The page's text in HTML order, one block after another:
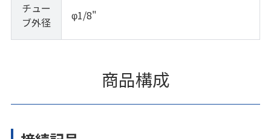
チュー
ブ外径
φ1/8"
商品構成